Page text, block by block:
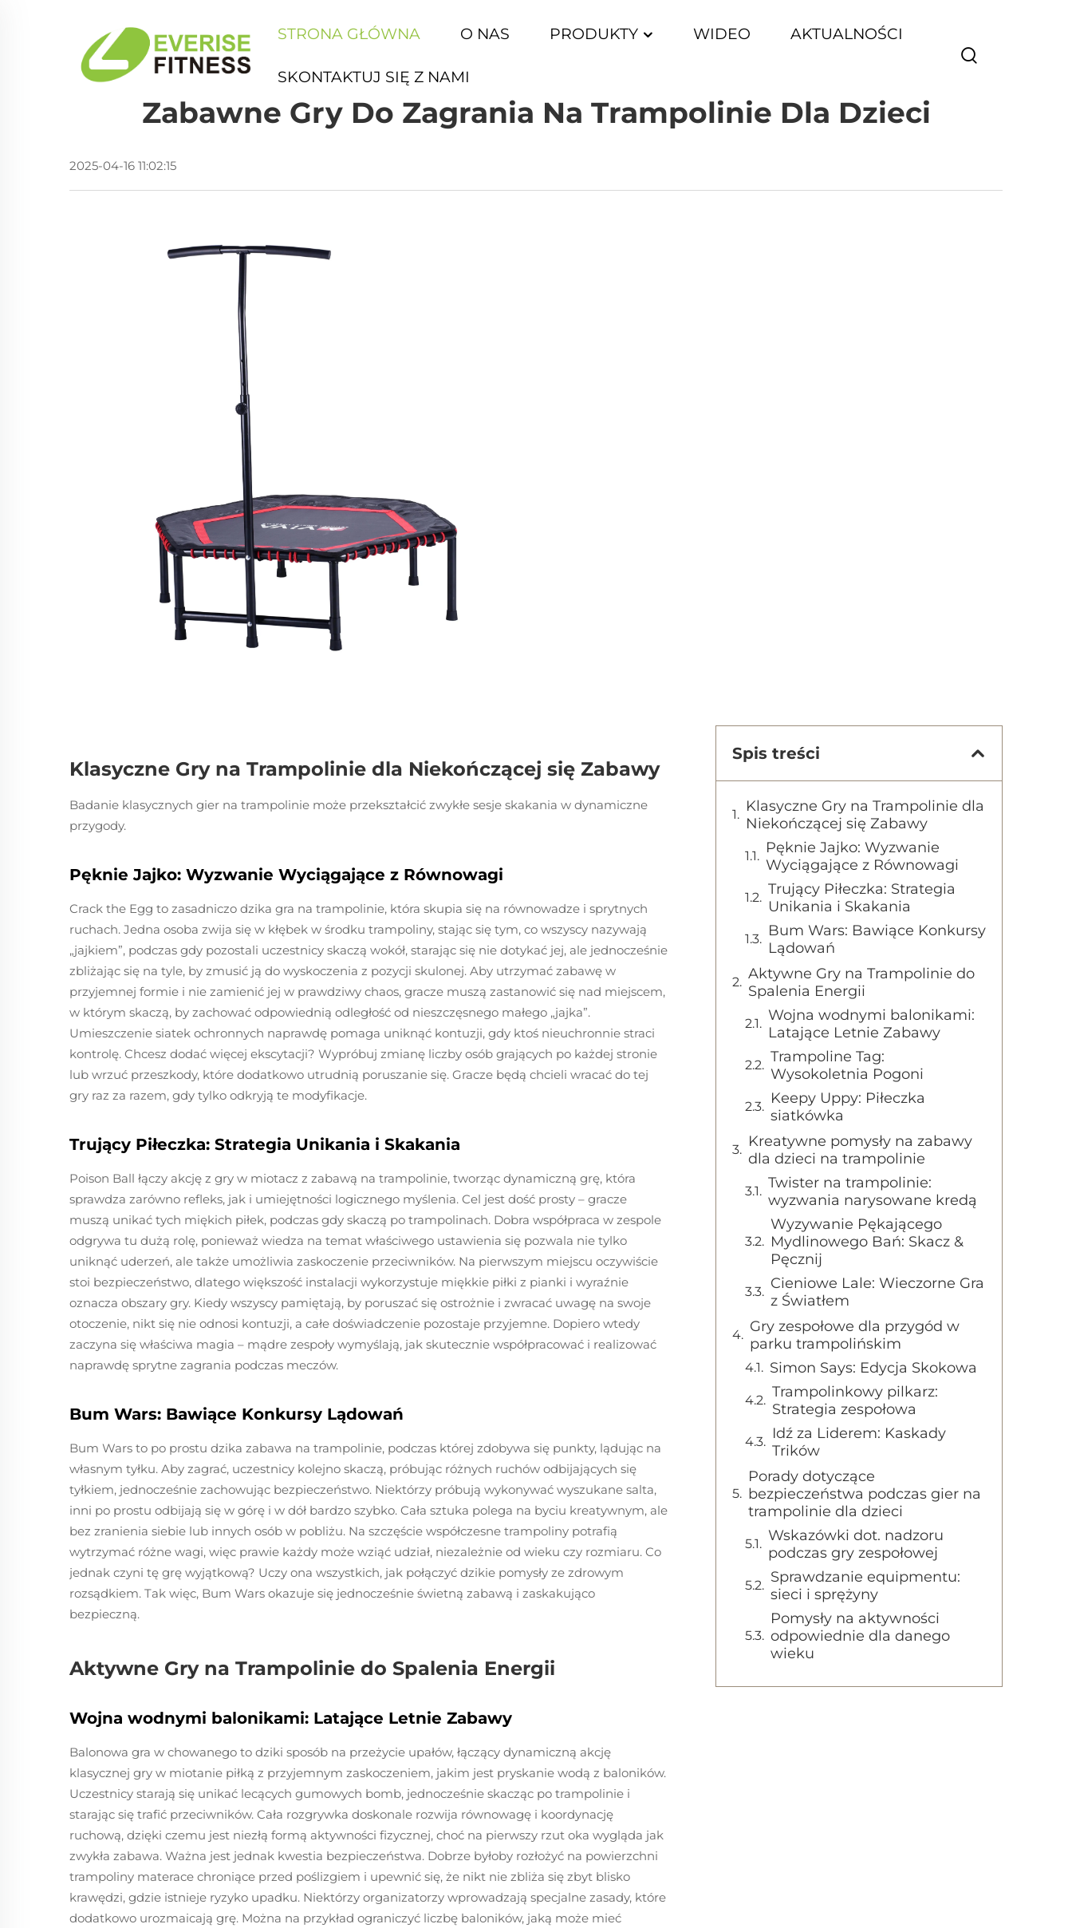
STRONA GŁÓWNA O NAS PRODUKTY WIDEO AKTUALNOŚCI
SKONTAKTUJ SIĘ Z NAMI
Zabawne Gry Do Zagrania Na Trampolinie Dla Dzieci
2025-04-16 11:02:15
Klasyczne Gry na Trampolinie dla Niekończącej się Zabawy
Badanie klasycznych gier na trampolinie może przekształcić zwykłe sesje skakania w dynamiczne
przygody.
Pęknie Jajko: Wyzwanie Wyciągające z Równowagi
Crack the Egg to zasadniczo dzika gra na trampolinie, która skupia się na równowadze i sprytnych
ruchach. Jedna osoba zwija się w kłębek w środku trampoliny, stając się tym, co wszyscy nazywają
„jajkiem”, podczas gdy pozostali uczestnicy skaczą wokół, starając się nie dotykać jej, ale jednocześnie
zbliżając się na tyle, by zmusić ją do wyskoczenia z pozycji skulonej. Aby utrzymać zabawę w
przyjemnej formie i nie zamienić jej w prawdziwy chaos, gracze muszą zastanowić się nad miejscem,
w którym skaczą, by zachować odpowiednią odległość od nieszczęsnego małego „jajka”.
Umieszczenie siatek ochronnych naprawdę pomaga uniknąć kontuzji, gdy ktoś nieuchronnie straci
kontrolę. Chcesz dodać więcej ekscytacji? Wypróbuj zmianę liczby osób grających po każdej stronie
lub wrzuć przeszkody, które dodatkowo utrudnią poruszanie się. Gracze będą chcieli wracać do tej
gry raz za razem, gdy tylko odkryją te modyfikacje.
Trujący Piłeczka: Strategia Unikania i Skakania
Poison Ball łączy akcję z gry w miotacz z zabawą na trampolinie, tworząc dynamiczną grę, która
sprawdza zarówno refleks, jak i umiejętności logicznego myślenia. Cel jest dość prosty – gracze
muszą unikać tych miękich piłek, podczas gdy skaczą po trampolinach. Dobra współpraca w zespole
odgrywa tu dużą rolę, ponieważ wiedza na temat właściwego ustawienia się pozwala nie tylko
uniknąć uderzeń, ale także umożliwia zaskoczenie przeciwników. Na pierwszym miejscu oczywiście
stoi bezpieczeństwo, dlatego większość instalacji wykorzystuje miękkie piłki z pianki i wyraźnie
oznacza obszary gry. Kiedy wszyscy pamiętają, by poruszać się ostrożnie i zwracać uwagę na swoje
otoczenie, nikt się nie odnosi kontuzji, a całe doświadczenie pozostaje przyjemne. Dopiero wtedy
zaczyna się właściwa magia – mądre zespoły wymyślają, jak skutecznie współpracować i realizować
naprawdę sprytne zagrania podczas meczów.
Bum Wars: Bawiące Konkursy Lądowań
Bum Wars to po prostu dzika zabawa na trampolinie, podczas której zdobywa się punkty, lądując na
własnym tyłku. Aby zagrać, uczestnicy kolejno skaczą, próbując różnych ruchów odbijających się
tyłkiem, jednocześnie zachowując bezpieczeństwo. Niektórzy próbują wykonywać wyszukane salta,
inni po prostu odbijają się w górę i w dół bardzo szybko. Cała sztuka polega na byciu kreatywnym, ale
bez zranienia siebie lub innych osób w pobliżu. Na szczęście współczesne trampoliny potrafią
wytrzymać różne wagi, więc prawie każdy może wziąć udział, niezależnie od wieku czy rozmiaru. Co
jednak czyni tę grę wyjątkową? Uczy ona wszystkich, jak połączyć dzikie pomysły ze zdrowym
rozsądkiem. Tak więc, Bum Wars okazuje się jednocześnie świetną zabawą i zaskakująco
bezpieczną.
Aktywne Gry na Trampolinie do Spalenia Energii
Wojna wodnymi balonikami: Latające Letnie Zabawy
Balonowa gra w chowanego to dziki sposób na przeżycie upałów, łączący dynamiczną akcję
klasycznej gry w miotanie piłką z przyjemnym zaskoczeniem, jakim jest pryskanie wodą z baloników.
Uczestnicy starają się unikać lecących gumowych bomb, jednocześnie skacząc po trampolinie i
starając się trafić przeciwników. Cała rozgrywka doskonale rozwija równowagę i koordynację
ruchową, dzięki czemu jest niezłą formą aktywności fizycznej, choć na pierwszy rzut oka wygląda jak
zwykła zabawa. Ważna jest jednak kwestia bezpieczeństwa. Dobrze byłoby rozłożyć na powierzchni
trampoliny materace chroniące przed poślizgiem i upewnić się, że nikt nie zbliża się zbyt blisko
krawędzi, gdzie istnieje ryzyko upadku. Niektórzy organizatorzy wprowadzają specjalne zasady, które
dodatkowo urozmaicają grę. Można na przykład ograniczyć liczbę baloników, jaką może mieć
Spis treści
Klasyczne Gry na Trampolinie dla
Niekończącej się Zabawy
Pęknie Jajko: Wyzwanie
Wyciągające z Równowagi
Trujący Piłeczka: Strategia
Unikania i Skakania
Bum Wars: Bawiące Konkursy
Lądowań
Aktywne Gry na Trampolinie do
Spalenia Energii
Wojna wodnymi balonikami:
Latające Letnie Zabawy
Trampoline Tag:
Wysokoletnia Pogoni
Keepy Uppy: Piłeczka
siatkówka
Kreatywne pomysły na zabawy
dla dzieci na trampolinie
Twister na trampolinie:
wyzwania narysowane kredą
Wyzywanie Pękającego
Mydlinowego Bań: Skacz &
Pęcznij
Cieniowe Lale: Wieczorne Gra
z Światłem
Gry zespołowe dla przygód w
parku trampolińskim
Simon Says: Edycja Skokowa
Trampolinkowy pilkarz:
Strategia zespołowa
Idź za Liderem: Kaskady
Trików
Porady dotyczące
bezpieczeństwa podczas gier na
trampolinie dla dzieci
Wskazówki dot. nadzoru
podczas gry zespołowej
Sprawdzanie equipmentu:
sieci i sprężyny
Pomysły na aktywności
odpowiednie dla danego
wieku